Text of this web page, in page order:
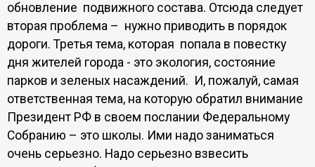
обновление подвижного состава. Отсюда следует
вторая проблема – нужно приводить в порядок
дороги. Третья тема, которая попала в повестку
дня жителей города - это экология, состояние
парков и зеленых насаждений. И, пожалуй, самая
ответственная тема, на которую обратил внимание
Президент РФ в своем послании Федеральному
Собранию – это школы. Ими надо заниматься
очень серьезно. Надо серьезно взвесить